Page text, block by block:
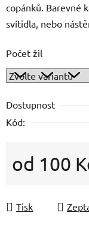
copánků. Barevné
svítidla, nebo
Počet žil
Dostupnost
Kód:
od 100
Tisk